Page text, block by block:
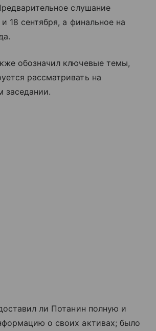
слушание
и 18 сентября, а финальное на
обозначил ключевые темы,
рассматривать на
заседании.
ли Потанин полную и
о своих активах; было